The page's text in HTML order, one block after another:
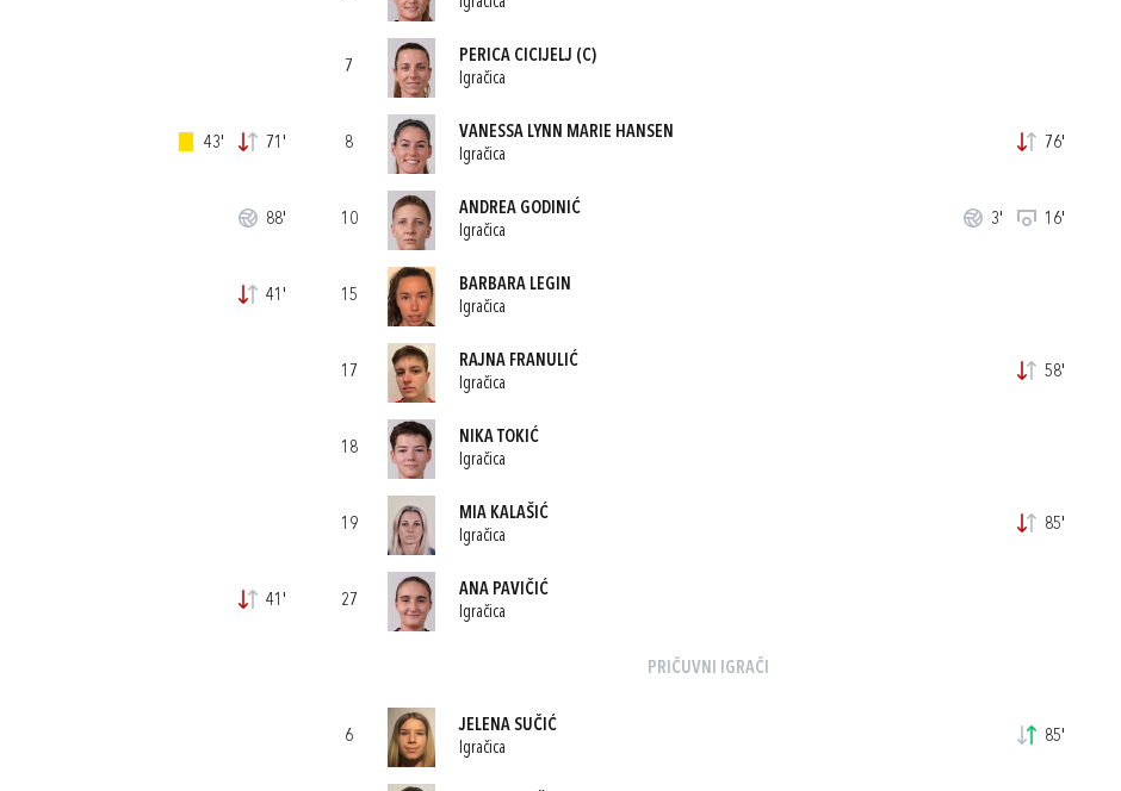
43' 71'
88'
41'
41'
7
PERICA CICIJELJ (C)
Igračica
8
VANESSA LYNN MARIE HANSEN
Igračica
76'
10
ANDREA GODINIĆ
Igračica
3' 16'
15
BARBARA LEGIN
Igračica
17
RAJNA FRANULIĆ
Igračica
58'
18
NIKA TOKIĆ
Igračica
19
MIA KALAŠIĆ
Igračica
85'
27
ANA PAVIČIĆ
Igračica
PRIČUVNI IGRAČI
6
JELENA SUČIĆ
Igračica
85'